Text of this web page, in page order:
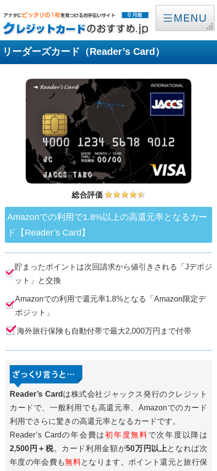
リーダーズカード（Reader’s Card）
総合評価
Amazonでの利用で1.8%以上の高還元率となるカー
ド【Reader’s Card】
貯まったポイントは次回請求から値引きされる「Jデポジ
ット」と交換
Amazonでの利用で還元率1.8%となる「Amazon限定デ
ポジット」
海外旅行保険も自動付帯で最大2,000万円まで付帯
Reader’s Card は株式会社ジャックス発行のクレジット
カードで、一般利用でも高還元率、Amazonでのカード
利用でさらに驚きの高還元率となるカードです。
Reader’s Cardの年会費は初年度無料で次年度以降は
2,500円＋税。カード利用金額が50万円以上となれば次
年度の年会費も無料となります。ポイント還元と旅行保